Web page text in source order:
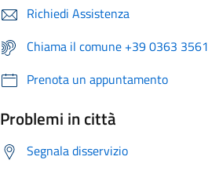
Richiedi Assistenza
Chiama il comune +39 0363 3561
Prenota un appuntamento
Problemi in città
Segnala disservizio